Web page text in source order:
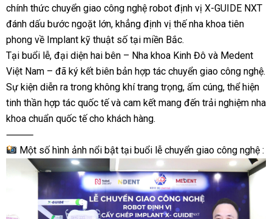
chính thức chuyển giao công nghệ robot định vị X-GUIDE NXT
đánh dấu bước ngoặt lớn, khẳng định vị thế nha khoa tiên
phong về Implant kỹ thuật số tại miền Bắc.
Tại buổi lễ, đại diện hai bên – Nha khoa Kinh Đô và Medent
Việt Nam – đã ký kết biên bản hợp tác chuyển giao công nghệ.
Sự kiện diễn ra trong không khí trang trọng, ấm cúng, thể hiện
tinh thần hợp tác quốc tế và cam kết mang đến trải nghiệm nha
khoa chuẩn quốc tế cho khách hàng.
⸻
Một số hình ảnh nổi bật tại buổi lễ chuyển giao công nghệ :